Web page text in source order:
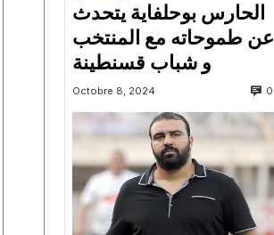
الحارس بوحلفاية يتحدث
عن طموحاته مع المنتخب
و شباب قسنطينة
Octobre 8, 2024 0